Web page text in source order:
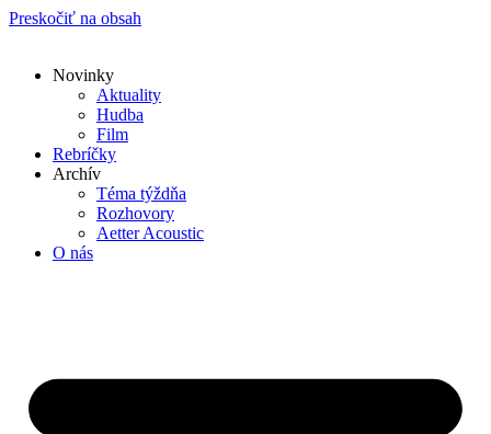
Preskočiť na obsah
Novinky
Aktuality
Hudba
Film
Rebríčky
Archív
Téma týždňa
Rozhovory
Aetter Acoustic
O nás